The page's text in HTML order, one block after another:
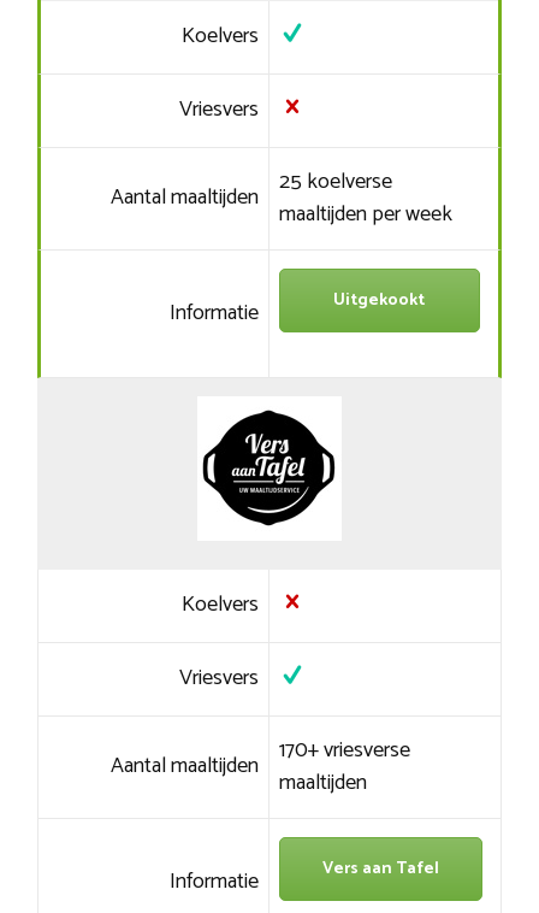
Koelvers
Vriesvers
Aantal maaltijden 25 koelverse
maaltijden per week
Informatie Uitgekookt
Koelvers
Vriesvers
Aantal maaltijden 170+ vriesverse
maaltijden
Informatie Vers aan Tafel